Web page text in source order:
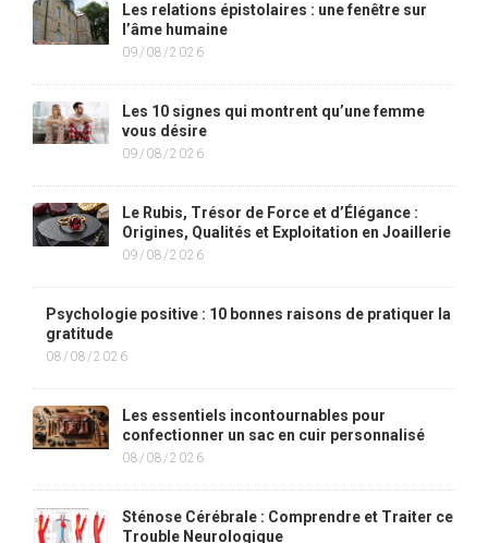
Les relations épistolaires : une fenêtre sur
l’âme humaine
09/08/2026
Les 10 signes qui montrent qu’une femme
vous désire
09/08/2026
Le Rubis, Trésor de Force et d’Élégance :
Origines, Qualités et Exploitation en Joaillerie
09/08/2026
Psychologie positive : 10 bonnes raisons de pratiquer la
gratitude
08/08/2026
Les essentiels incontournables pour
confectionner un sac en cuir personnalisé
08/08/2026
Sténose Cérébrale : Comprendre et Traiter ce
Trouble Neurologique